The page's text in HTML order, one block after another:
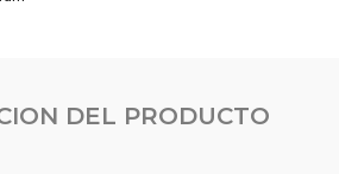
DEL PRODUCTO